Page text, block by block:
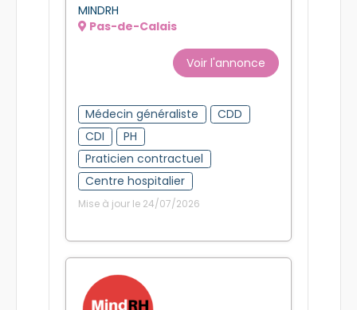
MINDRH
Pas-de-Calais
Voir l'annonce
Médecin généraliste
CDD
CDI
PH
Praticien contractuel
Centre hospitalier
Mise à jour le 24/07/2026